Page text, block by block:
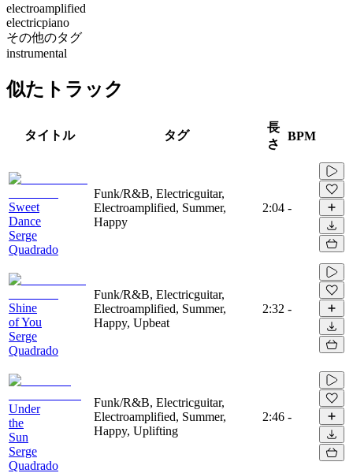
electroamplified
electricpiano
その他のタグ
instrumental
似たトラック
タイトル タグ
長
さ
BPM
Sweet
Dance
Serge
Quadrado
Funk/R&B, Electricguitar,
Electroamplified, Summer,
Happy
2:04 -
Shine
of You
Serge
Quadrado
Funk/R&B, Electricguitar,
Electroamplified, Summer,
Happy, Upbeat
2:32 -
Under
the
Sun
Serge
Quadrado
Funk/R&B, Electricguitar,
Electroamplified, Summer,
Happy, Uplifting
2:46 -